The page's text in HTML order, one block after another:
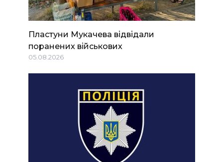
Пластуни Мукачева відвідали
поранених військових
05.08.2026